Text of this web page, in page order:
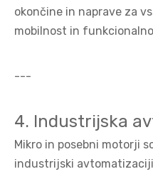
okončine in naprave za
mobilnost in
---
4. Industrijska
Mikro in posebni motorji
industrijski